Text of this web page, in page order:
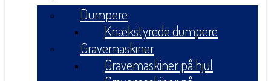
Dumpere
Knækstyrede dumpere
Gravemaskiner
Gravemaskiner på hjul